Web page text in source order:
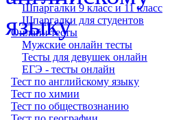
Шпаргалки 9 класс и 11 класс
Шпаргалки для студентов
Онлайн тесты
Мужские онлайн тесты
Тесты для девушек онлайн
ЕГЭ - тесты онлайн
Тест по английскому языку
Тест по химии
Тест по обществознанию